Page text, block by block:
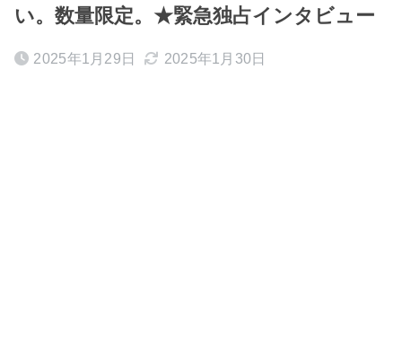
い。数量限定。★緊急独占インタビュー
2025年1月29日 2025年1月30日